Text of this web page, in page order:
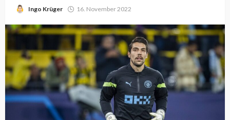
Ingo Krüger 16. November 2022